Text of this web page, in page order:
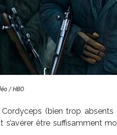
/ HBO
(bien trop
s’avérer être suffisamment